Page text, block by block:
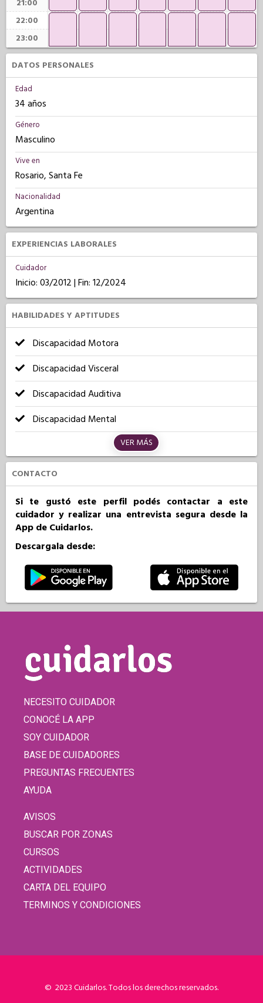
21:00
22:00
23:00
DATOS PERSONALES
Edad
34 años
Género
Masculino
Vive en
Rosario, Santa Fe
Nacionalidad
Argentina
EXPERIENCIAS LABORALES
Cuidador
Inicio: 03/2012 | Fin: 12/2024
HABILIDADES Y APTITUDES
Discapacidad Motora
Discapacidad Visceral
Discapacidad Auditiva
Discapacidad Mental
VER MÁS
CONTACTO
Si te gustó este perfil podés contactar a este
cuidador y realizar una entrevista segura desde la
App de Cuidarlos.
Descargala desde:
NECESITO CUIDADOR
CONOCÉ LA APP
SOY CUIDADOR
BASE DE CUIDADORES
PREGUNTAS FRECUENTES
AYUDA
AVISOS
BUSCAR POR ZONAS
CURSOS
ACTIVIDADES
CARTA DEL EQUIPO
TERMINOS Y CONDICIONES
© 2023 Cuidarlos. Todos los derechos reservados.